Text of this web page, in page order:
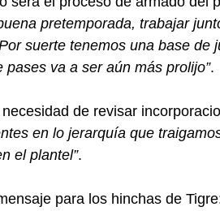
pretemporada, trabajar
suerte tenemos una base de
pases va a ser aún más prolijo”.
de revisar
en lo jerarquía que
el plantel”.
para los hinchas de